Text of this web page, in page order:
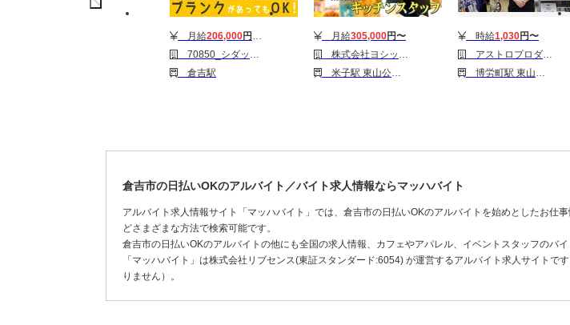
月給206,000円〜
70850_シダックスヒューマン&フードサービス株式会社_清水病院 内厨房_258369_正・調
倉吉駅
月給305,000円〜
株式会社ヨシックスフーズ_キッチンスタッフ_や台ずし米子駅前町 (正社員)
米子駅 東山公園(鳥取)駅 富士見町(鳥取)駅
時給1,030円〜
アストロプロダクツ 米子店[127]
博労町駅 東山公園(鳥取)駅 富士見町(鳥取)駅
倉吉市の日払いOKのアルバイト／バイト求人情報ならマッハバイト
アルバイト求人情報サイト「マッハバイト」では、倉吉市の日払いOKのアルバイトを始めとしたお仕
どさまざまな方法で検索可能です。
倉吉市の日払いOKのアルバイトの他にも全国の求人情報、カフェやアパレル、イベントスタッフのバ
「マッハバイト」は株式会社リブセンス(東証スタンダード:6054) が運営するアルバイト求人サイトで
りません）。